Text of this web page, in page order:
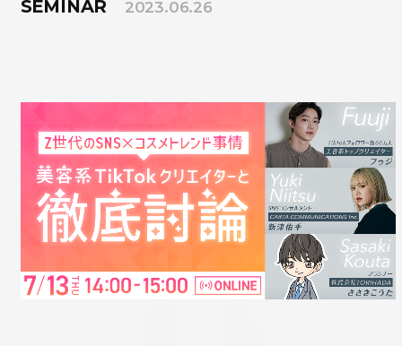
SEMINAR 2023.06.26